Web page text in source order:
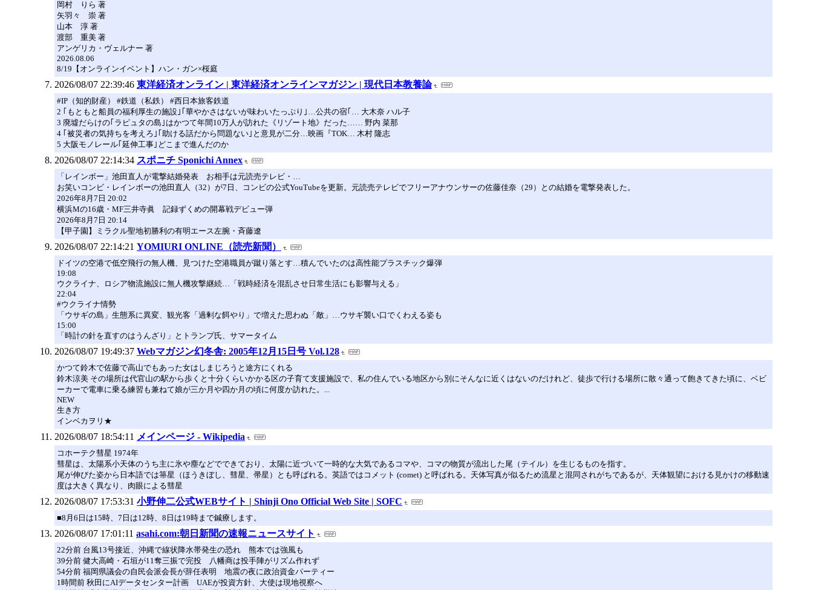
岡村 りら 著
矢羽々 崇 著
山本 淳 著
渡部 重美 著
アンゲリカ・ヴェルナー 著
2026.08.06
8/19【オンラインイベント】ハン・ガン×桜庭
2026/08/07 22:39:46 東洋経済オンライン | 東洋経済オンラインマガジン | 現代日本教養論
#IP（知的財産） #鉄道（私鉄） #西日本旅客鉄道
2 ｢もともと船員の福利厚生の施設｣｢華やかさはないが味わいたっぷり｣…公共の宿｢… 大木奈 ハル子
3 廃墟だらけの｢ラピュタの島｣はかつて年間10万人が訪れた《リゾート地》だった…… 野内 菜那
4 ｢被災者の気持ちを考えろ｣｢助ける話だから問題ない｣と意見が二分…映画『TOK… 木村 隆志
5 大阪モノレール｢延伸工事｣どこまで進んだのか
2026/08/07 22:14:34 スポニチ Sponichi Annex
「レインボー」池田直人が電撃結婚発表 お相手は元読売テレビ・…
お笑いコンビ・レインボーの池田直人（32）が7日、コンビの公式YouTubeを更新。元読売テレビでフリーアナウンサーの佐藤佳奈（29）との結婚を電撃発表した。
2026年8月7日 20:02
横浜Mの16歳・MF三井寺眞 記録ずくめの開幕戦デビュー弾
2026年8月7日 20:14
【甲子園】ミラクル聖地初勝利の有明エース左腕・斉藤遼
2026/08/07 22:14:21 YOMIURI ONLINE（読売新聞）
ドイツの空港で低空飛行の無人機、見つけた空港職員が蹴り落とす…積んでいたのは高性能プラスチック爆弾
19:08
ウクライナ、ロシア物流施設に無人機攻撃継続…「戦時経済を混乱させ日常生活にも影響与える」
22:04
#ウクライナ情勢
「ウサギの島」生態系に異変、観光客「過剰な餌やり」で増えた思わぬ「敵」…ウサギ襲い口でくわえる姿も
15:00
「時計の針を直すのはうんざり」とトランプ氏、サマータイム
2026/08/07 19:49:37 Webマガジン幻冬舎: 2005年12月15日号 Vol.128
かつて鈴木で佐藤で高山でもあった女はしまじろうと途方にくれる
鈴木涼美 その場所は代官山の駅から歩くと十分くらいかかる区の子育て支援施設で、私の住んでいる地区から別にそんなに近くはないのだけれど、徒歩で行ける場所に散々通って飽きてきた頃に、ベビ
ーカーで電車に乗る練習も兼ねて娘が三か月や四か月の頃に何度か訪れた。...
NEW
生き方
インベカヲリ★
2026/08/07 18:54:11 メインページ - Wikipedia
コホーテク彗星 1974年
彗星は、太陽系小天体のうち主に氷や塵などでできており、太陽に近づいて一時的な大気であるコマや、コマの物質が流出した尾（テイル）を生じるものを指す。
尾が伸びた姿から日本語では箒星（ほうきぼし、彗星、帚星）とも呼ばれる。英語ではコメット (comet) と呼ばれる。天体写真が似るため流星と混同されがちであるが、天体観望における見かけの移動速
度は大きく異なり、肉眼による彗星
2026/08/07 17:53:31 小野伸二公式WEBサイト | Shinji Ono Official Web Site | SOFC
■8月6日は15時、7日は12時、8日は19時まで鍼療します。
2026/08/07 17:01:11 asahi.com:朝日新聞の速報ニュースサイト
22分前 台風13号接近、沖縄で線状降水帯発生の恐れ 熊本では強風も
39分前 健大高崎・石垣が11奪三振で完投 八幡商は投手陣がリズム作れず
54分前 福岡県議会の自民会派会長が辞任表明 地震の夜に政治資金パーティー
1時間前 秋田にAIデータセンター計画 UAEが投資方針、大使は現地視察へ